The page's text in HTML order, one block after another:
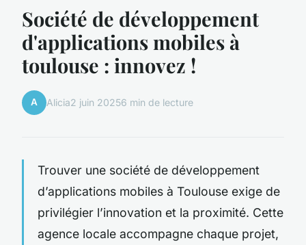
Société de développement
d'applications mobiles à
toulouse : innovez !
A Alicia2 juin 20256 min de lecture
Trouver une société de développement
d’applications mobiles à Toulouse exige de
privilégier l’innovation et la proximité. Cette
agence locale accompagne chaque projet,